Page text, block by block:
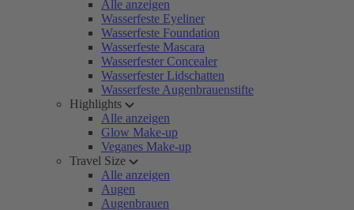
Alle anzeigen
Wasserfeste Eyeliner
Wasserfeste Foundation
Wasserfeste Mascara
Wasserfester Concealer
Wasserfester Lidschatten
Wasserfeste Augenbrauenstifte
Highlights
Alle anzeigen
Glow Make-up
Veganes Make-up
Travel Size
Alle anzeigen
Augen
Augenbrauen